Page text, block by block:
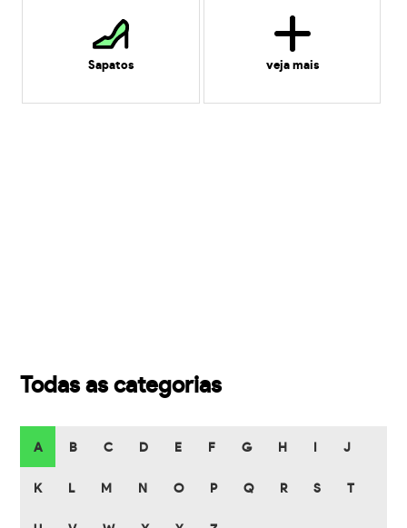
Sapatos veja mais
Todas as categorias
A B C D E F G H J
K L M N O P Q R S T